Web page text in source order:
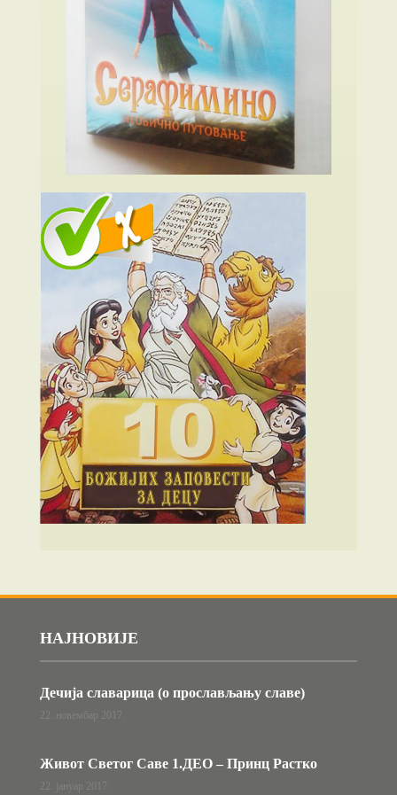
НАЈНОВИЈЕ
Дечија славарица (о прослављању славе)
22. новембар 2017.
Живот Светог Саве 1.ДЕО – Принц Растко
22. јануар 2017.